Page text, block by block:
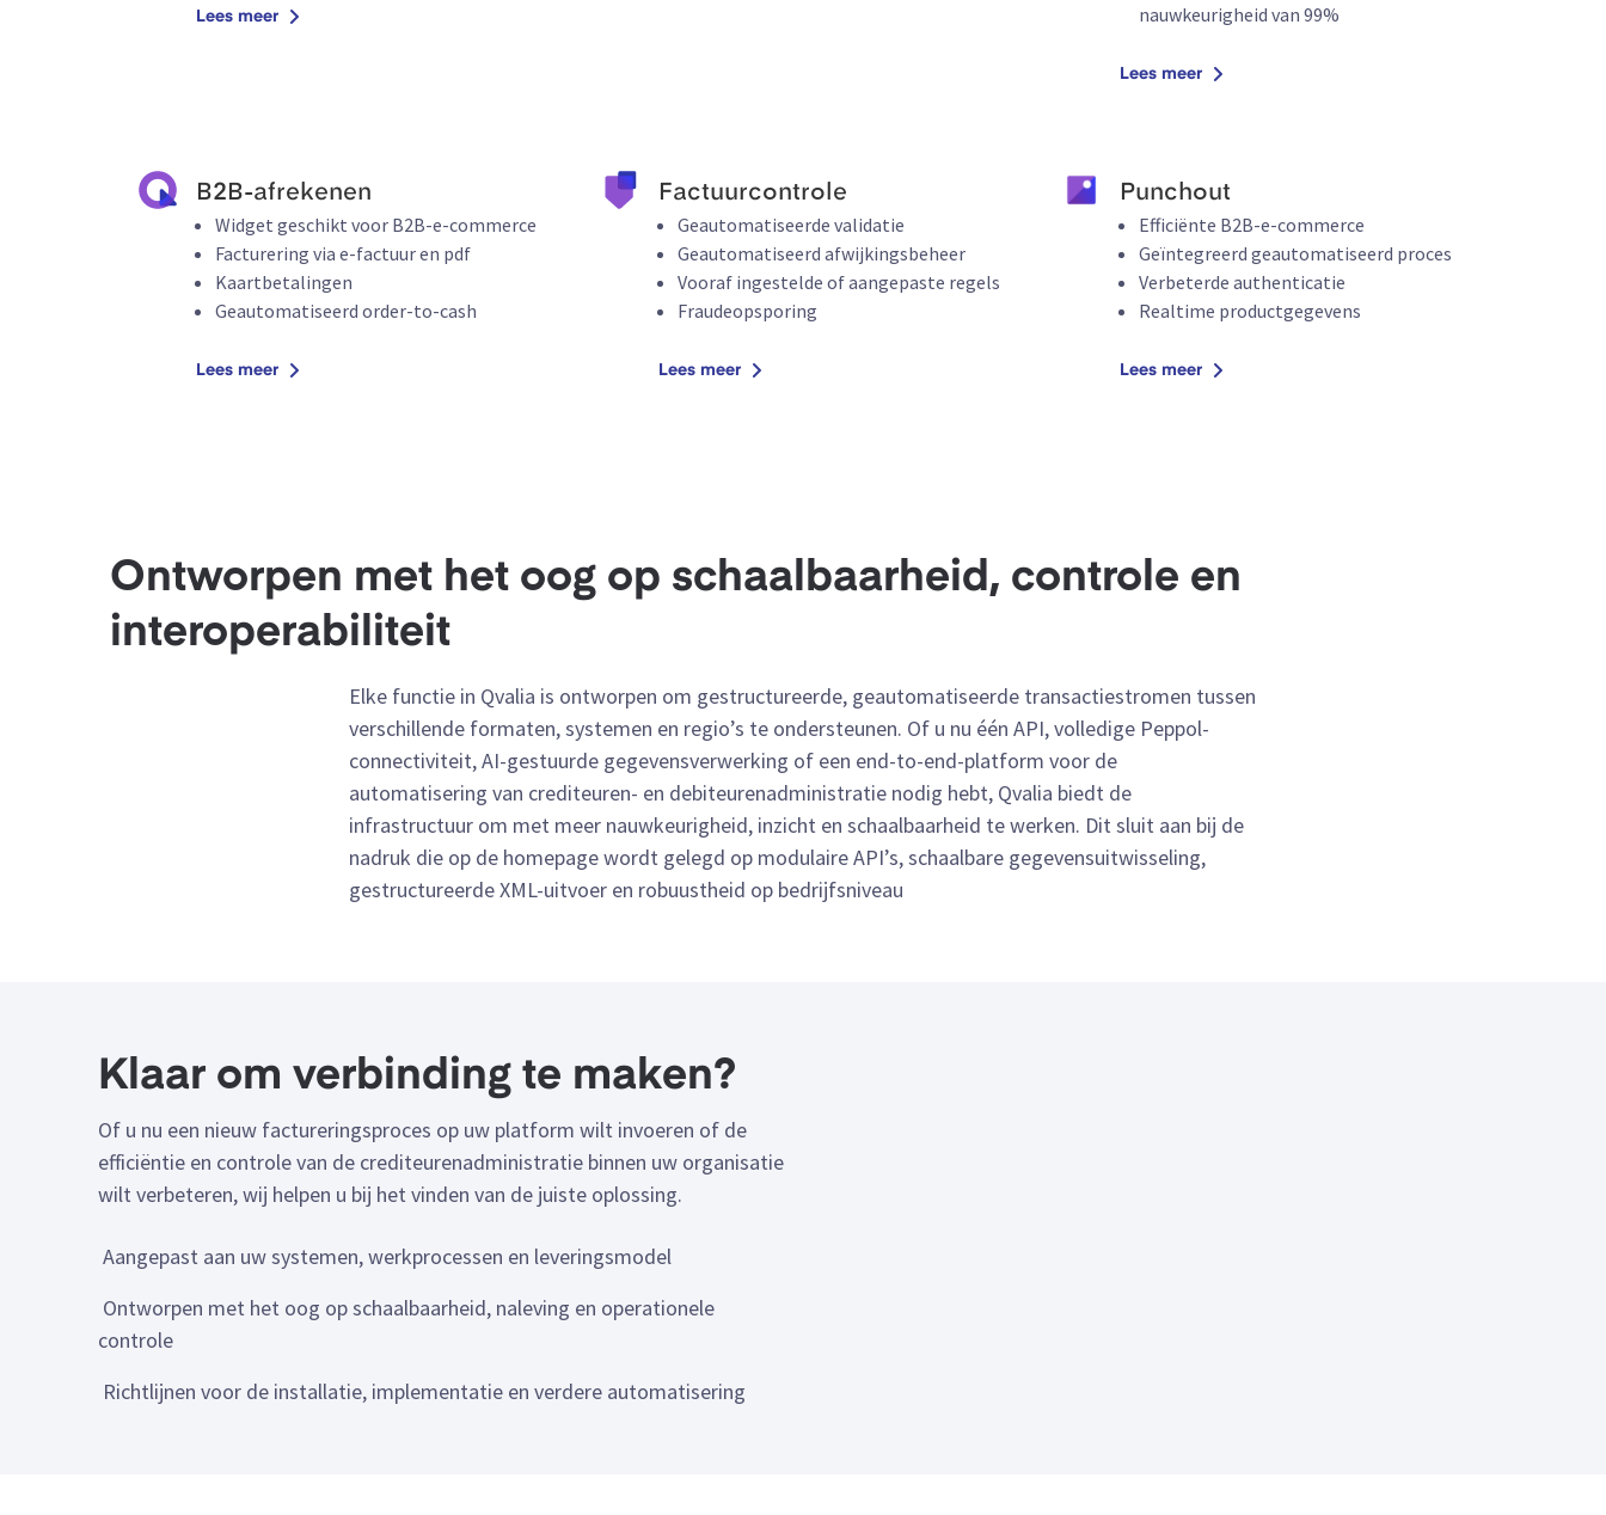
Lees meer
nauwkeurigheid van 99%
Lees meer
B2B-afrekenen
Widget geschikt voor B2B-e-commerce
Facturering via e-factuur en pdf
Kaartbetalingen
Geautomatiseerd order-to-cash
Lees meer
Factuurcontrole
Geautomatiseerde validatie
Geautomatiseerd afwijkingsbeheer
Vooraf ingestelde of aangepaste regels
Fraudeopsporing
Lees meer
Punchout
Efficiënte B2B-e-commerce
Geïntegreerd geautomatiseerd proces
Verbeterde authenticatie
Realtime productgegevens
Lees meer
Ontworpen met het oog op schaalbaarheid, controle en
interoperabiliteit
Elke functie in Qvalia is ontworpen om gestructureerde, geautomatiseerde transactiestromen tussen
verschillende formaten, systemen en regio’s te ondersteunen. Of u nu één API, volledige Peppol-
connectiviteit, AI-gestuurde gegevensverwerking of een end-to-end-platform voor de
automatisering van crediteuren- en debiteurenadministratie nodig hebt, Qvalia biedt de
infrastructuur om met meer nauwkeurigheid, inzicht en schaalbaarheid te werken. Dit sluit aan bij de
nadruk die op de homepage wordt gelegd op modulaire API’s, schaalbare gegevensuitwisseling,
gestructureerde XML-uitvoer en robuustheid op bedrijfsniveau
Klaar om verbinding te maken?
Of u nu een nieuw factureringsproces op uw platform wilt invoeren of de
efficiëntie en controle van de crediteurenadministratie binnen uw organisatie
wilt verbeteren, wij helpen u bij het vinden van de juiste oplossing.
Aangepast aan uw systemen, werkprocessen en leveringsmodel
Ontworpen met het oog op schaalbaarheid, naleving en operationele
controle
Richtlijnen voor de installatie, implementatie en verdere automatisering